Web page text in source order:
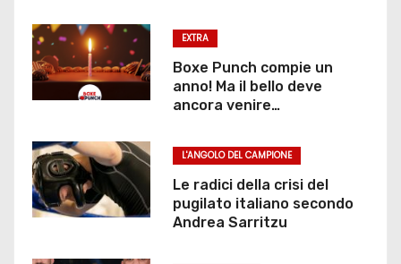
i
a
r
i
c
EXTRA
Boxe Punch compie un
anno! Ma il bello deve
ancora venire…
L'ANGOLO DEL CAMPIONE
Le radici della crisi del
pugilato italiano secondo
Andrea Sarritzu